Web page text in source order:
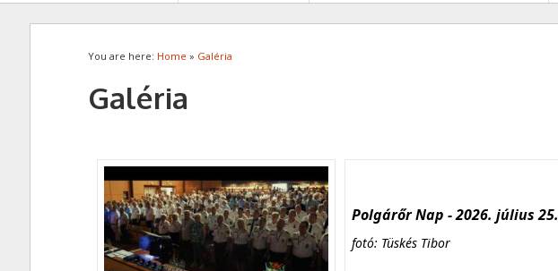
You are here: Home » Galéria
Galéria
Polgárőr Nap - 2026. július 25.
fotó: Tüskés Tibor